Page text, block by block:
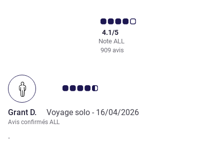
Note ALL
4.1/5
909 avis
Note Avis clients 4.5/5
Grant D. Voyage solo - 16/04/2026
Avis confirmés ALL
.